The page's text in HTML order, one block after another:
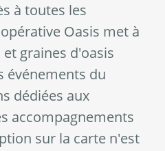
à toutes les
Oasis met à
graines d'oasis
événements du
dédiées aux
accompagnements
sur la carte n'est